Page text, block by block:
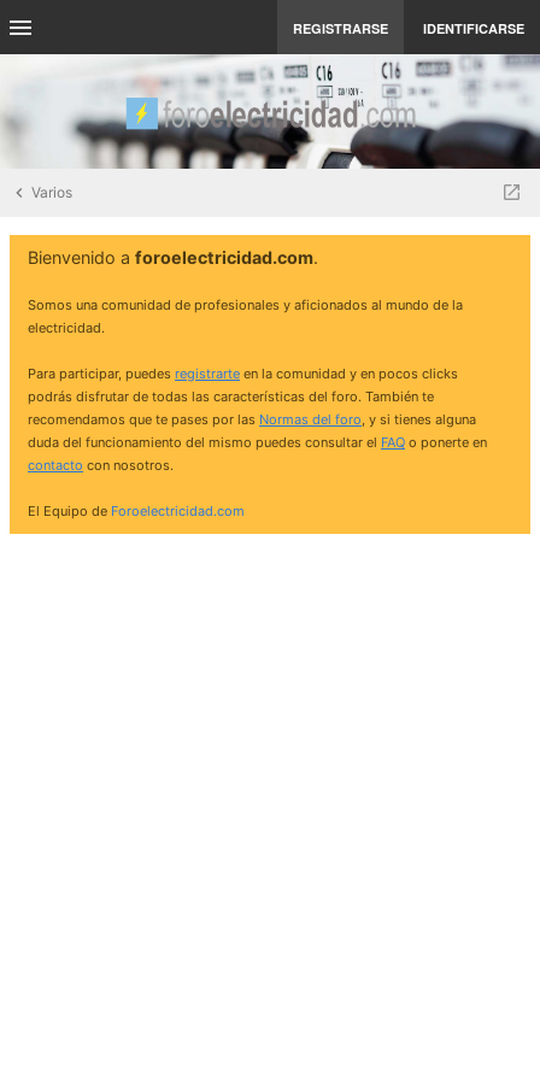
REGISTRARSE IDENTIFICARSE
Varios
Bienvenido a foroelectricidad.com.
Somos una comunidad de profesionales y aficionados al mundo de la
electricidad.
Para participar, puedes registrarte en la comunidad y en pocos clicks
podrás disfrutar de todas las características del foro. También te
recomendamos que te pases por las Normas del foro, y si tienes alguna
duda del funcionamiento del mismo puedes consultar el FAQ o ponerte en
contacto con nosotros.
El Equipo de Foroelectricidad.com